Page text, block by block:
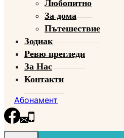
Любопитно
За дома
Пътешествие
Зодиак
Ревю прегледи
За Нас
Контакти
Абонамент